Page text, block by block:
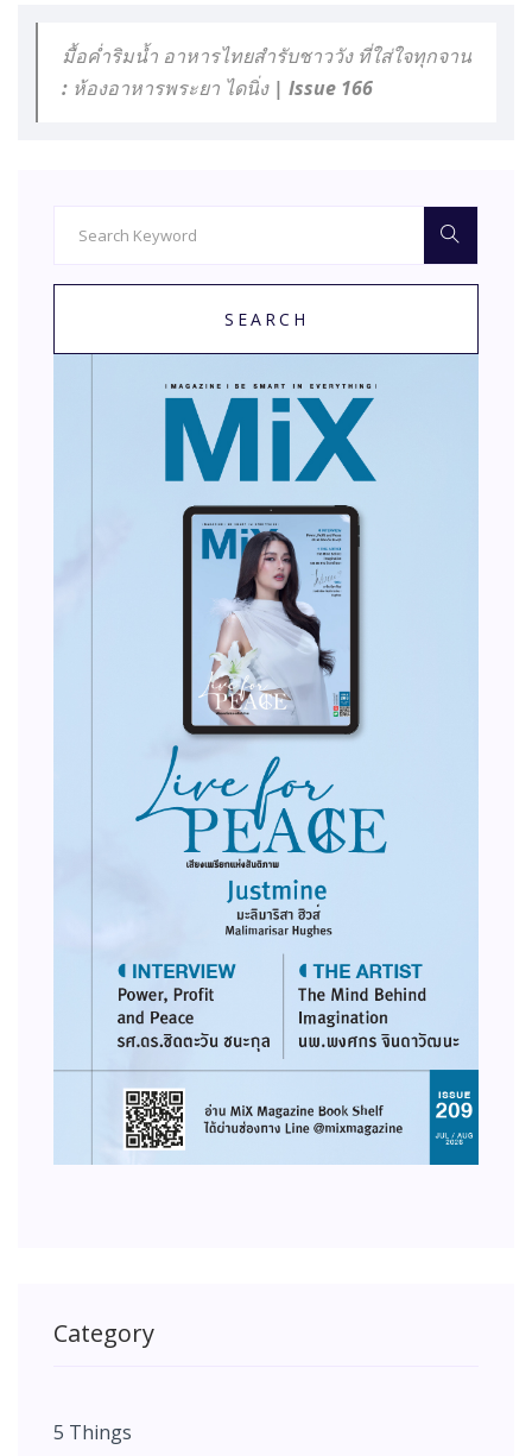
มื้อค่ำริมน้ำ อาหารไทยสำรับชาววัง ที่ใส่ใจทุกจาน
: ห้องอาหารพระยา ไดนิ่ง | Issue 166
SEARCH
Category
5 Things